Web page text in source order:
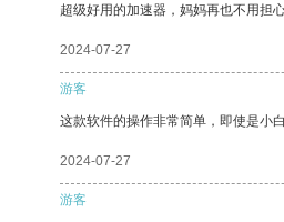
超级好用的加速器，妈妈再也不用担
2024-07-27
游客
这款软件的操作非常简单，即使是小
2024-07-27
游客